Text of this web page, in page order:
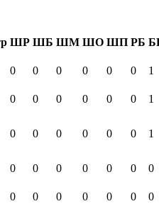
ШР ШБ ШМ ШО ШП РБ
0 0 0 0 0 0 1
0 0 0 0 0 0 1
0 0 0 0 0 0 1
0 0 0 0 0 0 0
0 0 0 0 0 0 0